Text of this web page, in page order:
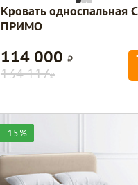
Кровать односпальная C
ПРИМО
114 000 Р
134 117Р
- 15%